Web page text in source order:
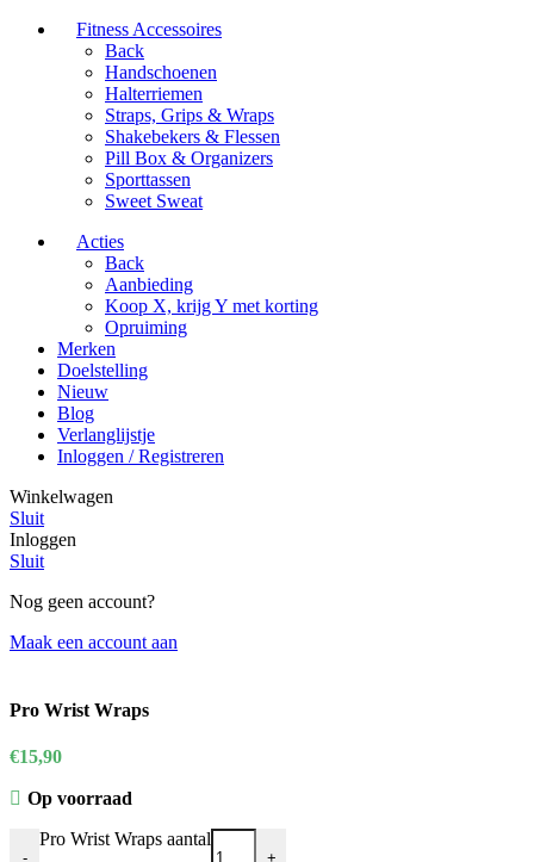
Fitness Accessoires
Back
Handschoenen
Halterriemen
Straps, Grips & Wraps
Shakebekers & Flessen
Pill Box & Organizers
Sporttassen
Sweet Sweat
Acties
Back
Aanbieding
Koop X, krijg Y met korting
Opruiming
Merken
Doelstelling
Nieuw
Blog
Verlanglijstje
Inloggen / Registreren
Winkelwagen
Sluit
Inloggen
Sluit
Nog geen account?
Maak een account aan
Pro Wrist Wraps
€15,90
Op voorraad
-
Pro Wrist Wraps aantal
+